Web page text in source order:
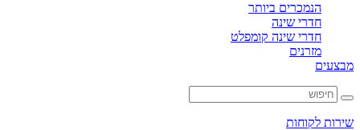
הנמכרים ביותר
חדרי שינה
חדרי שינה קומפלט
מזרנים
לקוחות